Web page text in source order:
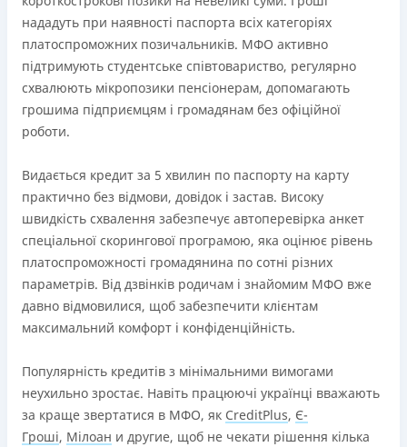
Онлайн (через сайт або інтернет-банкінг)
Через термінали самообслуговування
Через термінали Приватбанку
Ліцензія НБУ
Ліцензія переоформлена 27.03.2024 р.
Вся інформація про кредит
ОТРИМАТИ ПОЗИКУ Детальніше
Максимальний кредитний ліміт відразу при
оформленні картки (до 50 000 грн. при відповідному
доході)
Зручний додаток для оформлення та управління
платіжною карткою та кредитним лімітом (відсутність
необхідності спілкуватися з контакт центром)
років з можливістю пролонгації)
Можна використовувати ліміт на будь які споживчі
потреби
Недоліки
Нема програми лояльності для постійних клієнтів
Нема кредиту для юросіб (ФОП)
Немає цілодобової підтримки по телефону, в Viber,
Погашення
Онлайн (через сайт або інтернет-банкінг)
Через термінали самообслуговування
нададуть при наявності паспорта всіх категоріях
платоспроможних позичальників. МФО активно
підтримують студентське співтовариство, регулярно
схвалюють мікропозики пенсіонерам, допомагають
грошима підприємцям і громадянам без офіційної
роботи.
Видається кредит за 5 хвилин по паспорту на карту
практично без відмови, довідок і застав. Високу
швидкість схвалення забезпечує автоперевірка анкет
спеціальної скорингової програмою, яка оцінює рівень
платоспроможності громадянина по сотні різних
параметрів. Від дзвінків родичам і знайомим МФО вже
давно відмовилися, щоб забезпечити клієнтам
максимальний комфорт і конфіденційність.
Популярність кредитів з мінімальними вимогами
неухильно зростає. Навіть працюючі українці вважають
за краще звертатися в МФО, як CreditPlus, Є-
Гроші, Мілоан и другие, щоб не чекати рішення кілька